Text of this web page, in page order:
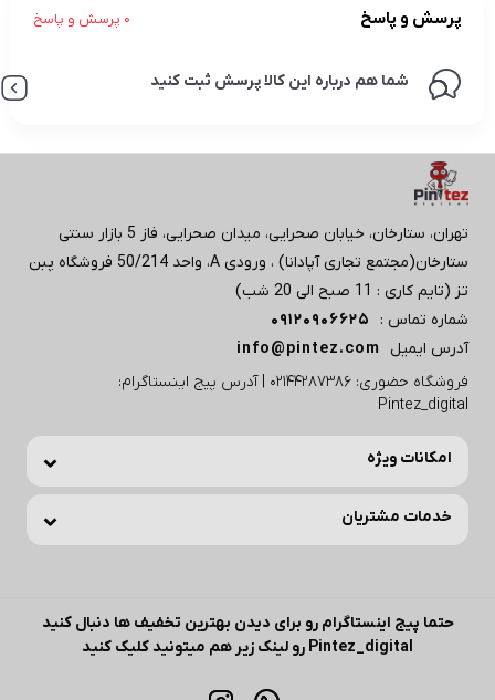
پرسش و پاسخ 0 پرسش و پاسخ
شما هم درباره این کالا پرسش ثبت کنید
تهران، ستارخان، خیابان صحرایی، میدان صحرایی، فاز 5 بازار سنتی
ستارخان(مجتمع تجاری آپادانا) ، ورودی A، واحد 50/214 فروشگاه پبن
تز (تایم کاری : 11 صبح الی 20 شب)
شماره تماس :
09120906625
آدرس ایمیل
info@pintez.com
فروشگاه حضوری: 02144287386 | آدرس پیج اینستاگرام:
Pintez_digital
امکانات ویژه
خدمات مشتریان
حتما پیج اینستاگرام رو برای دیدن بهترین تخفیف ها دنبال کنید
Pintez_digital رو لینک زیر هم میتونید کلیک کنید